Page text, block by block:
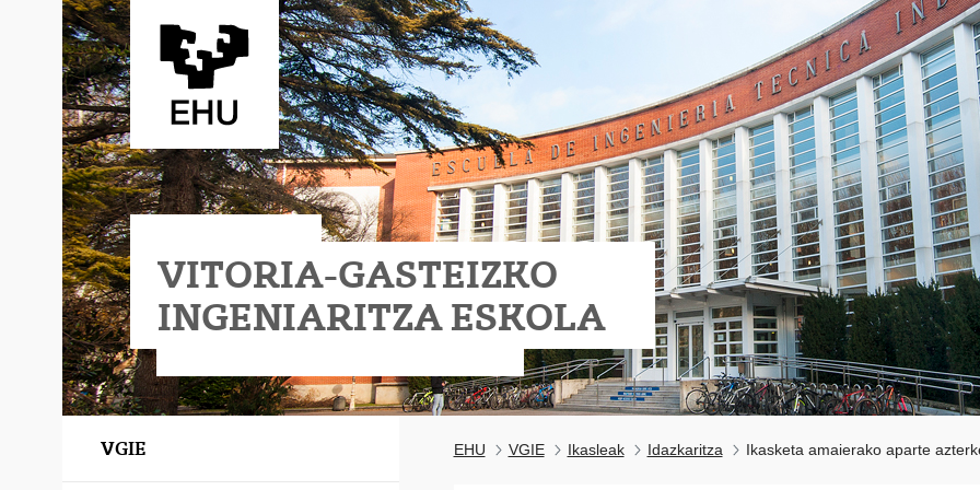
Eduki nagusira joan
VITORIA-GASTEIZKO
INGENIARITZA ESKOLA
VGIE EHU VGIE Ikasleak Idazkaritza Ikasketa amaierako aparte